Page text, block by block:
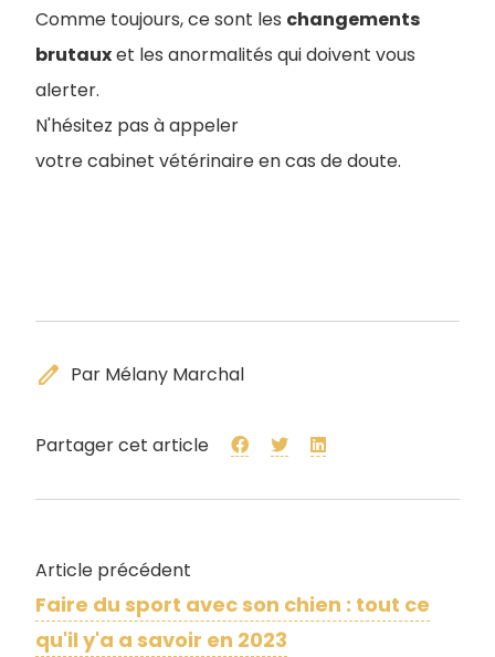
Comme toujours, ce sont les changements
brutauxet les anormalités qui doivent vous
alerter.
N'hésitez pas à appeler
votre cabinet vétérinaire en cas de doute.
edit Par Mélany Marchal
Partager cet article
Article précédent
Faire du sport avec son chien : tout ce
qu'il y'a a savoir en 2023